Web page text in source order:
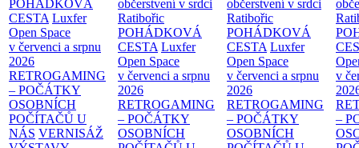
POHÁDKOVÁ
CESTA Luxfer
Open Space
v červenci a srpnu
2026
RETROGAMING
– POČÁTKY
OSOBNÍCH
POČÍTAČŮ U
NÁS VERNISÁŽ
občerstvení v srdci
Ratibořic
POHÁDKOVÁ
CESTA Luxfer
Open Space
v červenci a srpnu
2026
RETROGAMING
– POČÁTKY
OSOBNÍCH
občerstvení v srdci
Ratibořic
POHÁDKOVÁ
CESTA Luxfer
Open Space
v červenci a srpnu
2026
RETROGAMING
– POČÁTKY
OSOBNÍCH
v
–